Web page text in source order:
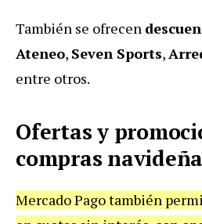
También se ofrecen
Ateneo, Seven Sports,
entre otros.
Ofertas y
compras
Mercado Pago también